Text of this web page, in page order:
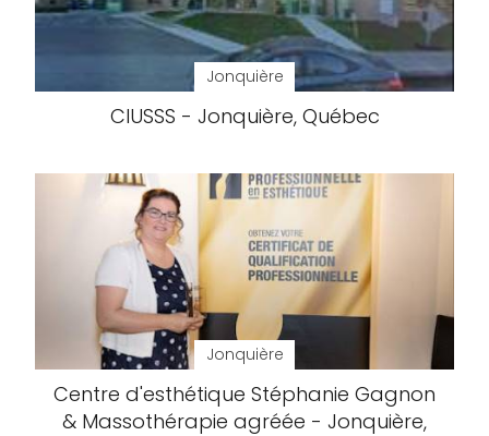
Jonquière
CIUSSS - Jonquière, Québec
Jonquière
Centre d'esthétique Stéphanie Gagnon
& Massothérapie agréée - Jonquière,